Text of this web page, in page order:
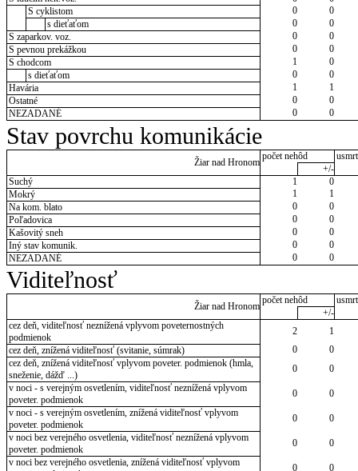
S cyklistom
0
0
s dieťaťom
0
0
S zaparkov. voz.
0
0
S pevnou prekážkou
0
0
S chodcom
1
0
s dieťaťom
0
0
Havária
1
1
Ostatné
0
0
NEZADANÉ
0 0
Stav povrchu komunikácie
Žiar nad Hronom
počet nehôd
+/-
Suchý
1
0
Mokrý
1
1
Na kom. blato
0
0
Poľadovica
0
0
Kašovitý sneh
0
0
Iný stav komunik.
0
0
NEZADANÉ
0 0
Viditeľnosť
Žiar nad Hronom
počet nehôd
+/-
cez deň, viditeľnosť neznížená vplyvom poveternostných
podmienok
2
1
cez deň, znížená viditeľnosť (svitanie, súmrak)
0
0
cez deň, znížená viditeľnosť vplyvom poveter. podmienok (hmla,
sneženie, dážď ...)
0
0
v noci - s verejným osvetlením, viditeľnosť neznížená vplyvom
poveter. podmienok
0
0
v noci - s verejným osvetlením, znížená viditeľnosť vplyvom
poveter. podmienok
0
0
v noci bez verejného osvetlenia, viditeľnosť neznížená vplyvom
poveter. podmienok
0
0
v noci bez verejného osvetlenia, znížená viditeľnosť vplyvom
0
0